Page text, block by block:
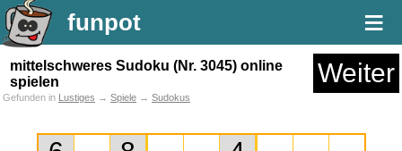
funpot ≡
mittelschweres Sudoku (Nr. 3045) online
spielen
Weiter
Gefunden in Lustiges → Spiele → Sudokus